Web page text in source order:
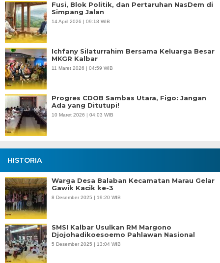
Fusi, Blok Politik, dan Pertaruhan NasDem di
Simpang Jalan
14 April 2026 | 09:18 WIB
Ichfany Silaturrahim Bersama Keluarga Besar
MKGR Kalbar
11 Maret 2026 | 04:59 WIB
Progres CDOB Sambas Utara, Figo: Jangan
Ada yang Ditutupi!
10 Maret 2026 | 04:03 WIB
HISTORIA
Warga Desa Balaban Kecamatan Marau Gelar
Gawik Kacik ke-3
8 Desember 2025 | 19:20 WIB
SMSI Kalbar Usulkan RM Margono
Djojohadikoesoemo Pahlawan Nasional
5 Desember 2025 | 13:04 WIB